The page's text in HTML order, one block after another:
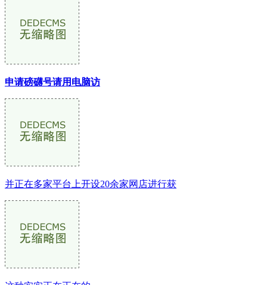
申请磅礴号请用电脑访
并正在多家平台上开设20余家网店进行获